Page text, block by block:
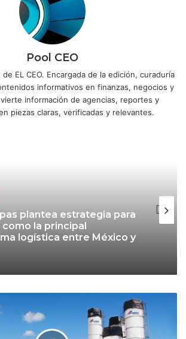
Pool CEO
EL CEO. Encargada de la edición, curaduría
informativos en finanzas, negocios y
información de agencias, reportes y
piezas claras, verificadas y relevantes.
plantea estrategia para
logística entre México y
cuestiona giro de
ante Donald